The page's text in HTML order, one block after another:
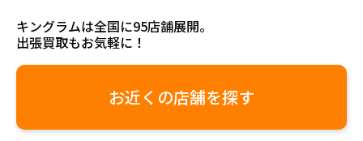
キングラムは全国に95店舗展開。
出張買取もお気軽に！
お近くの店舗を探す